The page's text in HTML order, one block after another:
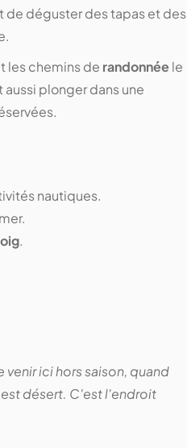
de déguster des tapas et des
les chemins de randonnéele
plonger dans une
nautiques.
.
ici hors saison, quand
désert. C'est l'endroit